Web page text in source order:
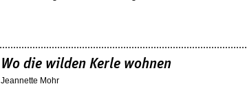
Wo die wilden Kerle wohnen
Jeannette Mohr